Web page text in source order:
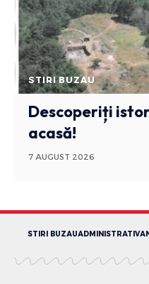
STIRI BUZAU
Descoperiți
acasă!
7 AUGUST 2026
STIRI BUZAUADMINISTRATIV